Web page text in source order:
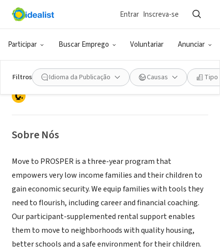
Participar Buscar Emprego Voluntariar Anunciar
Entrar Inscreva-se
Filtros Idioma da Publicação Causas Tipo
ONG (SETOR SOCIAL)
Families Flourish, Inc. dba Move to
PROSPER
Columbus, OH|www.movetoprosper.org/
Sobre Nós
Move to PROSPER is a three-year program that
empowers very low income families and their children to
gain economic security. We equip families with tools they
need to flourish, including career and financial coaching.
Our participant-supplemented rental support enables
them to move to neighborhoods with quality housing,
better schools and a safe environment for their children.